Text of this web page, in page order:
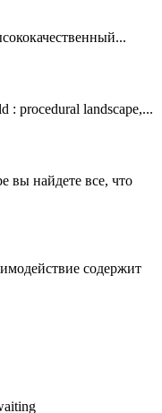
: procedural landscape,...
вы найдете все, что
содержит